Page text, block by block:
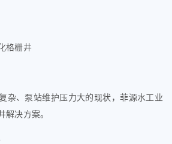
格栅井
杂、泵站维护压力大的现状，菲源水工业
解决方案。